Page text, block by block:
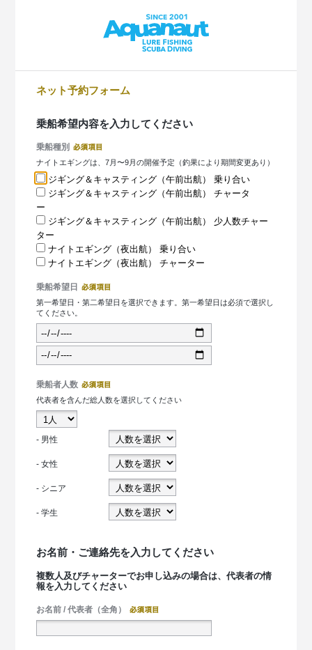
ネット予約フォーム
乗船希望内容を入力してください
乗船種別
ナイトエギングは、7月〜9月の開催予定（釣果により期間変更あり）
ジギング＆キャスティング（午前出航） 乗り合い
ジギング＆キャスティング（午前出航） チャータ
ー
ジギング＆キャスティング（午前出航） 少人数チャー
ター
ナイトエギング（夜出航） 乗り合い
ナイトエギング（夜出航） チャーター
乗船希望日
第一希望日・第二希望日を選択できます。第一希望日は必須で選択し
てください。
乗船者人数
代表者を含んだ総人数を選択してください
- 男性
- 女性
- シニア
- 学生
お名前・ご連絡先を入力してください
複数人及びチャーターでお申し込みの場合は、代表者の情
報を入力してください
お名前 / 代表者（全角）